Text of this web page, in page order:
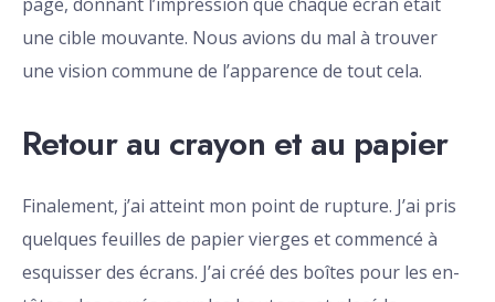
une cible mouvante. Nous avions du mal à trouver
une vision commune de l’apparence de tout cela.
Retour au crayon et au papier
Finalement, j’ai atteint mon point de rupture. J’ai pris
quelques feuilles de papier vierges et commencé à
esquisser des écrans. J’ai créé des boîtes pour les en-